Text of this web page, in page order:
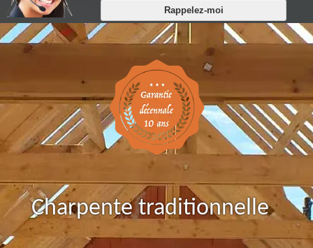
Charpente traditionnelle